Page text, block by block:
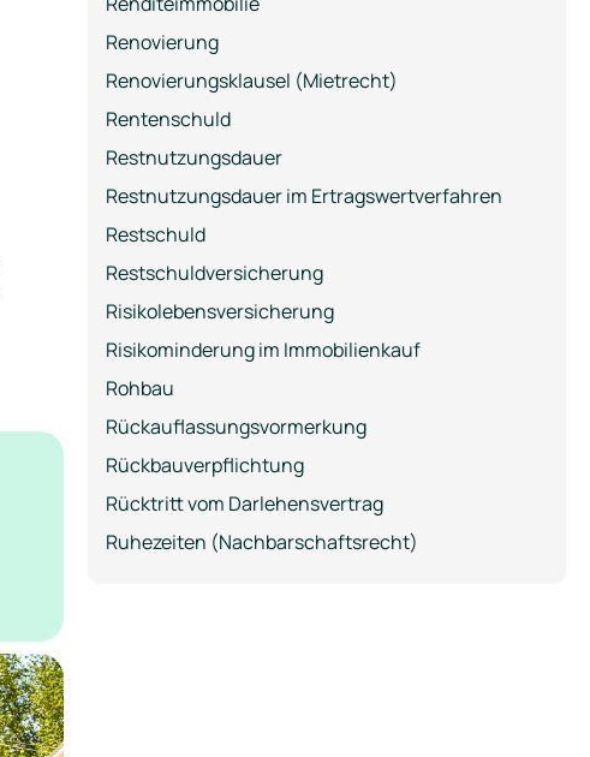
Renovierung
Renovierungsklausel (Mietrecht)
Rentenschuld
Restnutzungsdauer
Restnutzungsdauer im Ertragswertverfahren
Restschuld
Restschuldversicherung
Risikolebensversicherung
Risikominderung im Immobilienkauf
Rohbau
Rückauflassungsvormerkung
Rückbauverpflichtung
Rücktritt vom Darlehensvertrag
Ruhezeiten (Nachbarschaftsrecht)